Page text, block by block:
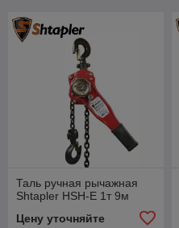
Таль ручная рычажная
Shtapler HSH-E 1т 9м
Цену уточняйте